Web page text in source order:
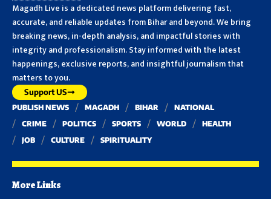
Magadh Live is a dedicated news platform delivering fast,
accurate, and reliable updates from Bihar and beyond. We bring
breaking news, in-depth analysis, and impactful stories with
integrity and professionalism. Stay informed with the latest
happenings, exclusive reports, and insightful journalism that
matters to you.
Support US
PUBLISH NEWS MAGADH BIHAR
NATIONAL
CRIME
POLITICS SPORTS WORLD
HEALTH
JOB
CULTURE SPIRITUALITY
More Links